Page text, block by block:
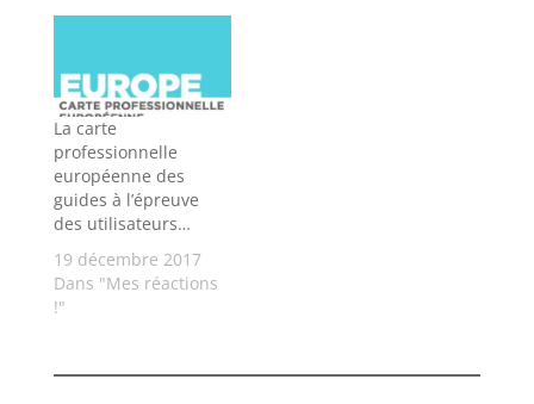
La carte
professionnelle
européenne des
guides à l’épreuve
des utilisateurs…
19 décembre 2017
Dans "Mes réactions
!"